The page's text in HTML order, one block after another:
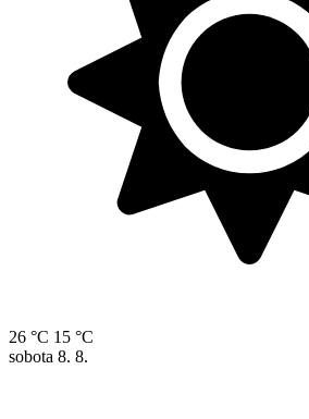
26 °C 15 °C
sobota 8. 8.